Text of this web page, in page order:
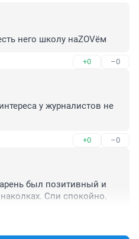
него школу наZOVём
+0 –0
у журналистов не
+0 –0
был позитивный и
Спи спокойно.